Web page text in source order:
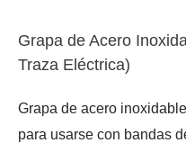
Grapa de Acero
Traza Eléctrica)
Grapa de acero
para usarse con bandas